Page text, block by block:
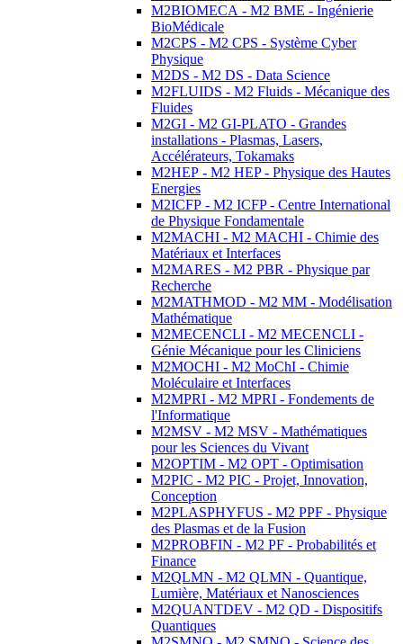
M2BIOMECA - M2 BME - Ingénierie
BioMédicale
M2CPS - M2 CPS - Système Cyber
Physique
M2DS - M2 DS - Data Science
M2FLUIDS - M2 Fluids - Mécanique des
Fluides
M2GI - M2 GI-PLATO - Grandes
installations - Plasmas, Lasers,
Accélérateurs, Tokamaks
M2HEP - M2 HEP - Physique des Hautes
Energies
M2ICFP - M2 ICFP - Centre International
de Physique Fondamentale
M2MACHI - M2 MACHI - Chimie des
Matériaux et Interfaces
M2MARES - M2 PBR - Physique par
Recherche
M2MATHMOD - M2 MM - Modélisation
Mathématique
M2MECENCLI - M2 MECENCLI -
Génie Mécanique pour les Cliniciens
M2MOCHI - M2 MoChI - Chimie
Moléculaire et Interfaces
M2MPRI - M2 MPRI - Fondements de
l'Informatique
M2MSV - M2 MSV - Mathématiques
pour les Sciences du Vivant
M2OPTIM - M2 OPT - Optimisation
M2PIC - M2 PIC - Projet, Innovation,
Conception
M2PLASPHYFUS - M2 PPF - Physique
des Plasmas et de la Fusion
M2PROBFIN - M2 PF - Probabilités et
Finance
M2QLMN - M2 QLMN - Quantique,
Lumière, Matériaux et Nanosciences
M2QUANTDEV - M2 QD - Dispositifs
Quantiques